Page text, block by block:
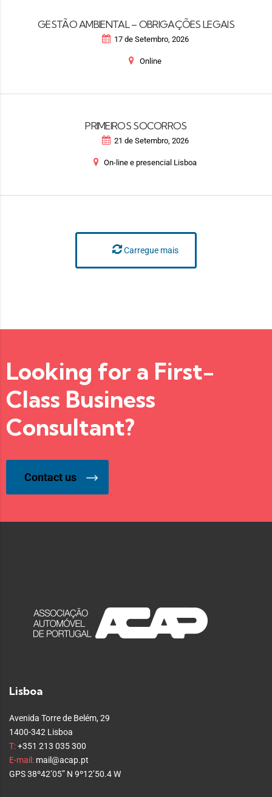
GESTÃO AMBIENTAL – OBRIGAÇÕES LEGAIS
17 de Setembro, 2026
Online
PRIMEIROS SOCORROS
21 de Setembro, 2026
On-line e presencial Lisboa
Carregue mais
Looking for a First-
Class Business
Consultant?
Contact us
Lisboa
Avenida Torre de Belém, 29
1400-342 Lisboa
T:+351 213 035 300
E-mail: mail@acap.pt
GPS 38º42’05” N 9º12’50.4 W